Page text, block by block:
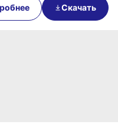
Скачать